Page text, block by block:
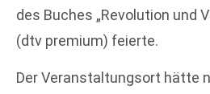
des Buches „Revolution und
(dtv premium) feierte.
Der Veranstaltungsort hätte